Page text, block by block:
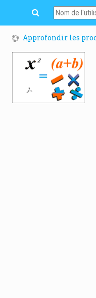
Approfondir les